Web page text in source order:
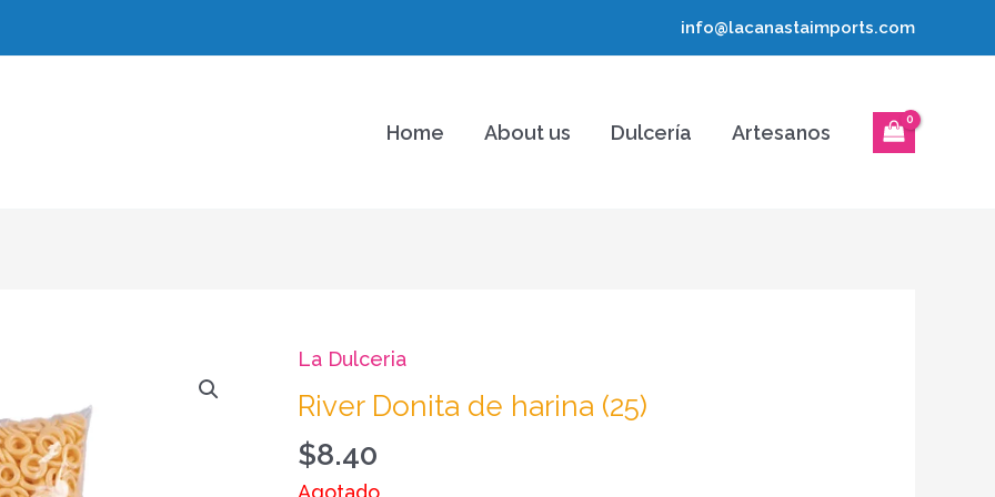
info@lacanastaimports.com
Home About us Dulcería Artesanos
La Dulceria
River Donita de harina (25)
$8.40